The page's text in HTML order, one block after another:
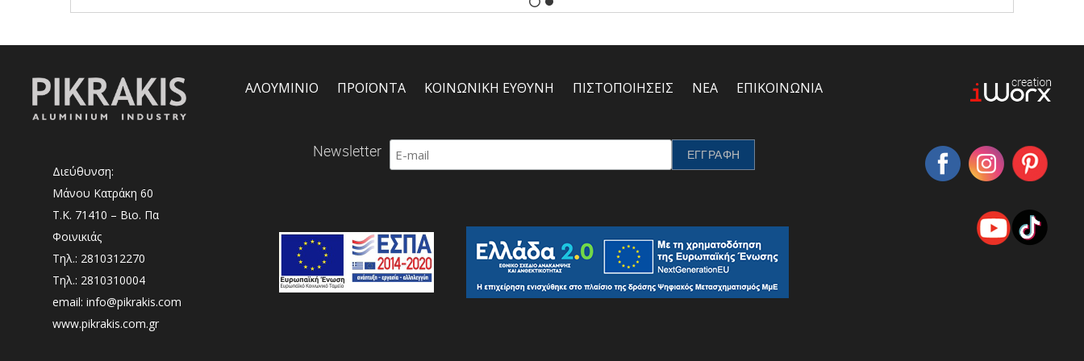
Διεύθυνση:
Μάνου Κατράκη 60
Τ.Κ. 71410 – Βιο. Πα
Φοινικιάς
Τηλ.: 2810312270
Τηλ.: 2810310004
email: info@pikrakis.com
www.pikrakis.com.gr
ΑΛΟΥΜΙΝΙΟ ΠΡΟΪΟΝΤΑ ΚΟΙΝΩΝΙΚΗ ΕΥΘΥΝΗ ΠΙΣΤΟΠΟΙΗΣΕΙΣ ΝΕΑ ΕΠΙΚΟΙΝΩΝΙΑ
Newsletter